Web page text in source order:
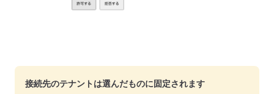
接続先のテナントは選んだものに固定されます